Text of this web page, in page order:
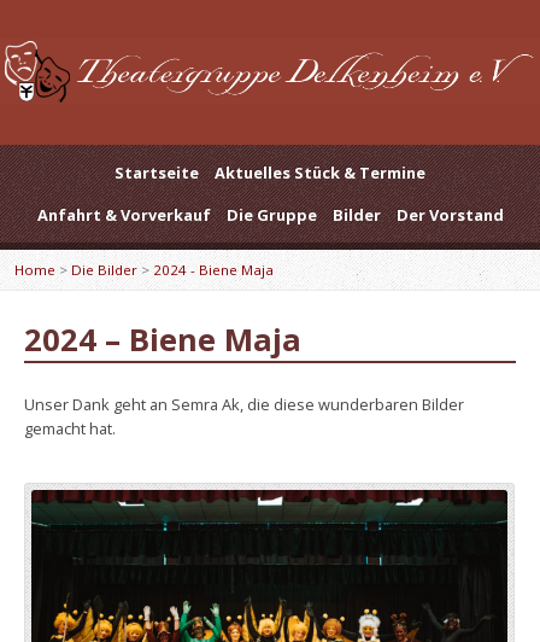
Startseite
Aktuelles Stück & Termine
Anfahrt & Vorverkauf
Die Gruppe Bilder Der Vorstand
Home > Die Bilder> 2024 - Biene Maja
2024 – Biene Maja
Unser Dank geht an Semra Ak, die diese wunderbaren Bilder
gemacht hat.